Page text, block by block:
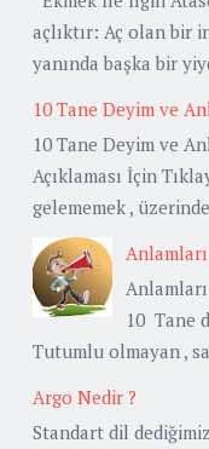
açlıktır: Aç olan bir
yanında başka bir
10 Tane Deyim ve
10 Tane Deyim ve
Açıklaması İçin
gelememek ,
10 Tane
Tutumlu olmayan ,
Argo Nedir ?
Standart dil